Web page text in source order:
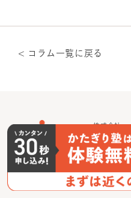
< コラム一覧に戻る
caname株式会社
〒151-0071
東京都渋谷区本町4-
泉西新宿ビル4F
03-6381-6269